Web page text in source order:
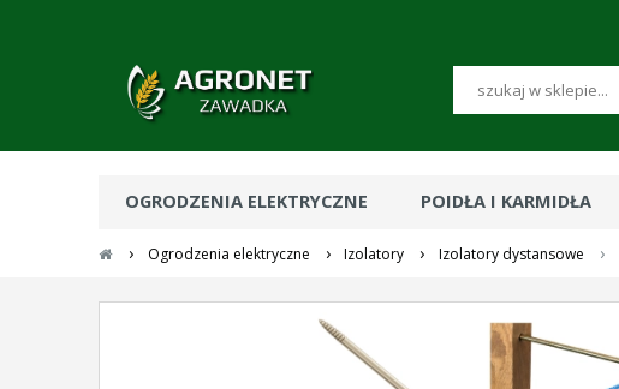
OGRODZENIA ELEKTRYCZNE POIDŁA I KARMIDŁA
› Ogrodzenia elektryczne › Izolatory › Izolatory dystansowe ›